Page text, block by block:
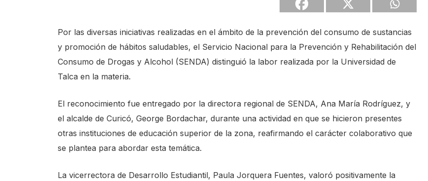
Por las diversas iniciativas realizadas en el ámbito de la prevención del consumo de sustancias
y promoción de hábitos saludables, el Servicio Nacional para la Prevención y Rehabilitación del
Consumo de Drogas y Alcohol (SENDA) distinguió la labor realizada por la Universidad de
Talca en la materia.
El reconocimiento fue entregado por la directora regional de SENDA, Ana María Rodríguez, y
el alcalde de Curicó, George Bordachar, durante una actividad en que se hicieron presentes
otras instituciones de educación superior de la zona, reafirmando el carácter colaborativo que
se plantea para abordar esta temática.
La vicerrectora de Desarrollo Estudiantil, Paula Jorquera Fuentes, valoró positivamente la